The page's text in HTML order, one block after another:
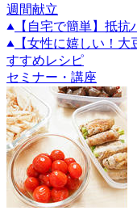
週間献立
【自宅で簡単】抵
【女性に嬉しい！
すすめレシピ
セミナー・講座